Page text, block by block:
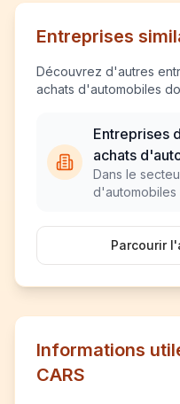
Entreprises
Découvrez d'autres
achats d'automobiles
Entreprises
achats
Dans le
d'automobiles
Parcourir
Informations
CARS